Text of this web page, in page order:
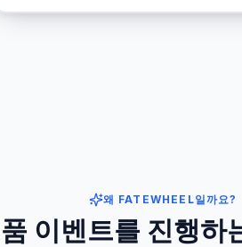
왜 FATEWHEEL일까요?
이벤트를 진행하